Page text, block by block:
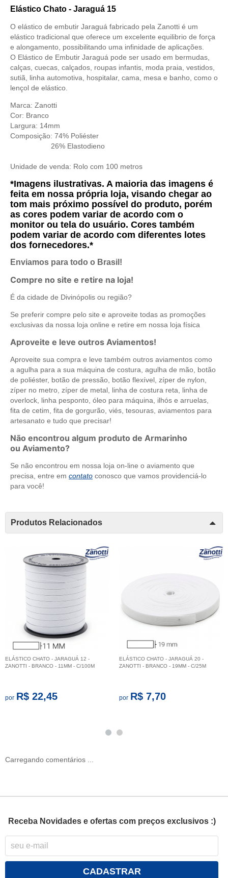
Elástico Chato - Jaraguá 15
O elástico de embutir Jaraguá fabricado pela Zanotti é um
elástico tradicional que oferece um excelente equilibrio de força
e alongamento, possibilitando uma infinidade de aplicações.
O Elástico de Embutir Jaraguá pode ser usado em bermudas,
calças, cuecas, calçados, roupas infantis, moda praia, vestidos,
sutiã, linha automotiva, hospitalar, cama, mesa e banho, como o
lençol de elástico.
Marca: Zanotti
Cor: Branco
Largura: 14mm
Composição: 74% Poliéster
26% Elastodieno
Unidade de venda: Rolo com 100 metros
*Imagens ilustrativas. A maioria das imagens é
feita em nossa própria loja, visando chegar ao
tom mais próximo possível do produto, porém
as cores podem variar de acordo com o
monitor ou tela do usuário. Cores também
podem variar de acordo com diferentes lotes
dos fornecedores.*
Enviamos para todo o Brasil!
Compre no site e retire na loja!
É da cidade de Divinópolis ou região?
Se preferir compre pelo site e aproveite todas as promoções
exclusivas da nossa loja online e retire em nossa loja física
Aproveite e leve outros Aviamentos!
Aproveite sua compra e leve também outros aviamentos como
a agulha para a sua máquina de costura, agulha de mão, botão
de poliéster, botão de pressão, botão flexível, zíper de nylon,
zíper no metro, zíper de metal, linha de costura reta, linha de
overlock, linha pesponto, óleo para máquina, ilhós e arruelas,
fita de cetim, fita de gorgurão, viés, tesouras, aviamentos para
artesanato e tudo que precisar!
Não encontrou algum produto de Armarinho
ou Aviamento?
Se não encontrou em nossa loja on-line o aviamento que
precisa, entre em contato conosco que vamos providenciá-lo
para você!
Produtos Relacionados
ELÁSTICO CHATO - JARAGUÁ 12 -
ZANOTTI - BRANCO - 11MM - C/100M
por R$ 22,45
ELÁSTICO CHATO - JARAGUÁ 20 -
ZANOTTI - BRANCO - 19MM - C/25M
por R$ 7,70
Carregando comentários ...
Receba Novidades e ofertas com preços exclusivos :)
CADASTRAR